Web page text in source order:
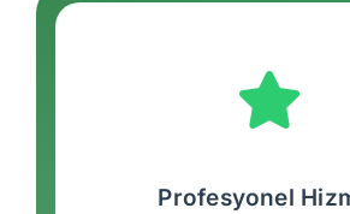
Profesyonel